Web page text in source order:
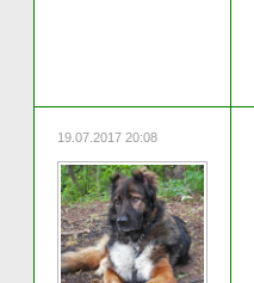
19.07.2017 20:08